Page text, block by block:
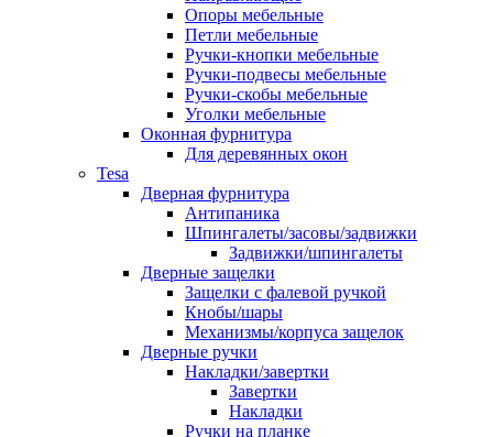
Опоры мебельные
Петли мебельные
Ручки-кнопки мебельные
Ручки-подвесы мебельные
Ручки-скобы мебельные
Уголки мебельные
Оконная фурнитура
Для деревянных окон
Tesa
Дверная фурнитура
Антипаника
Шпингалеты/засовы/задвижки
Задвижки/шпингалеты
Дверные защелки
Защелки с фалевой ручкой
Кнобы/шары
Механизмы/корпуса защелок
Дверные ручки
Накладки/завертки
Завертки
Накладки
Ручки на планке